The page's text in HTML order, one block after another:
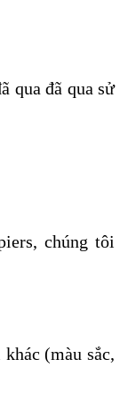
qua đã qua sử
chúng tôi
(màu sắc,